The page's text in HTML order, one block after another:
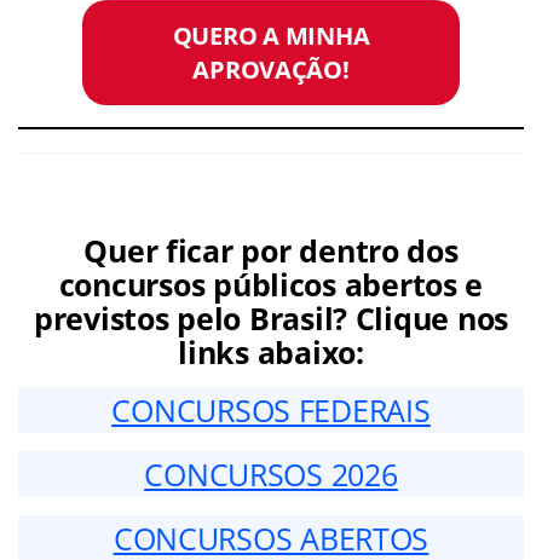
QUERO A MINHA
APROVAÇÃO!
Quer ficar por dentro dos
concursos públicos abertos e
previstos pelo Brasil? Clique nos
links abaixo:
CONCURSOS FEDERAIS
CONCURSOS 2026
CONCURSOS ABERTOS